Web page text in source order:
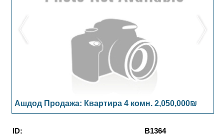
Ашдод Продажа: Квартира 4 комн. 2,050,000₪
ID:
B1364